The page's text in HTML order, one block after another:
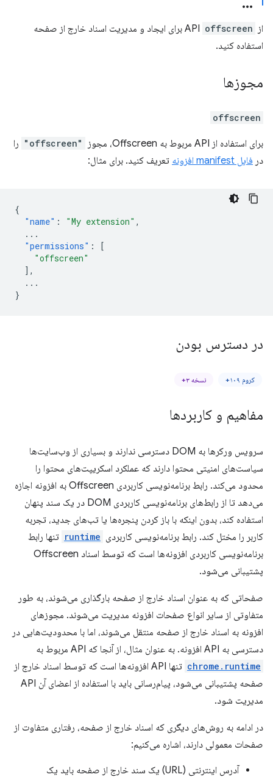
از API offscreen
برای ایجاد و مدیریت اسناد خارج از صفحه
استفاده کنید.
مجوزها
offscreen
برای استفاده از API مربوط به Offscreen، مجوز "offscreen"
را
در فایل manifest افزونه تعریف کنید. برای مثال:
{
"name" : "My extension" ,
...
"permissions" :
[
"offscreen"
],
...
}
در دسترس بودن
کروم ۱۰۹+ نسخه ۳+
مفاهیم و کاربردها
سرویس ورکرها به DOM دسترسی ندارند و بسیاری از وب‌سایت‌ها
سیاست‌های امنیتی محتوا دارند که عملکرد اسکریپت‌های محتوا را
محدود می‌کند. رابط برنامه‌نویسی کاربردی Offscreen به افزونه اجازه
می‌دهد تا از رابط‌های برنامه‌نویسی کاربردی DOM در یک سند پنهان
استفاده کند، بدون اینکه با باز کردن پنجره‌ها یا تب‌های جدید، تجربه
کاربر را مختل کند. رابط برنامه‌نویسی کاربردی runtime تنها رابط
برنامه‌نویسی کاربردی افزونه‌ها است که توسط اسناد Offscreen
پشتیبانی می‌شود.
صفحاتی که به عنوان اسناد خارج از صفحه بارگذاری می‌شوند، به طور
متفاوتی از سایر انواع صفحات افزونه مدیریت می‌شوند. مجوزهای
افزونه به اسناد خارج از صفحه منتقل می‌شوند، اما با محدودیت‌هایی در
دسترسی به API افزونه. به عنوان مثال، از آنجا که API مربوط به
chrome.runtime
تنها API افزونه‌ها است که توسط اسناد خارج از
صفحه پشتیبانی می‌شود، پیام‌رسانی باید با استفاده از اعضای آن API
مدیریت شود.
در ادامه به روش‌های دیگری که اسناد خارج از صفحه، رفتاری متفاوت از
صفحات معمولی دارند، اشاره می‌کنیم:
آدرس اینترنتی (URL) یک سند خارج از صفحه باید یک